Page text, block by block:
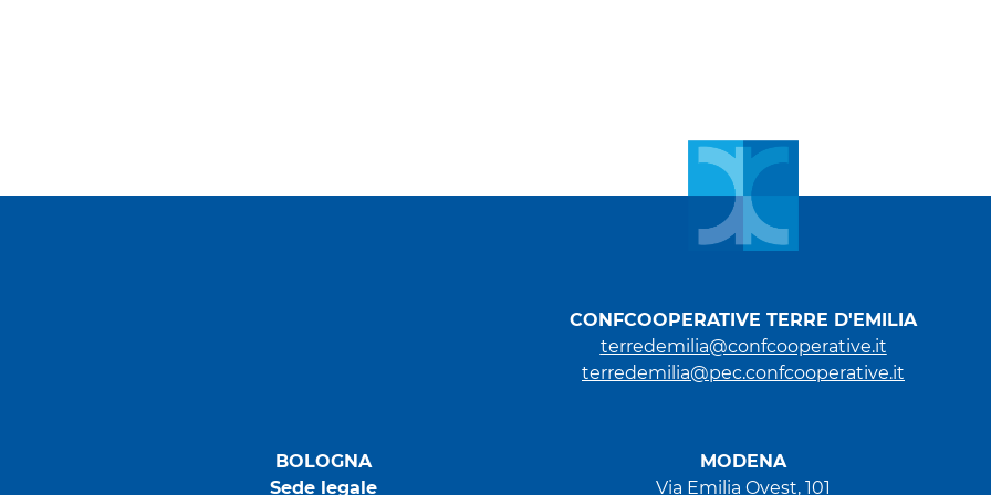
CONFCOOPERATIVE TERRE D'EMILIA
terredemilia@confcooperative.it
terredemilia@pec.confcooperative.it
MODENA
Via Emilia Ovest, 101
BOLOGNA
Sede legale